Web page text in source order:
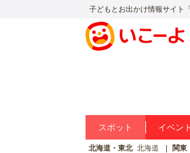
子どもとお出かけ情報サイト
スポット イベント
北海道・東北 北海道 関東